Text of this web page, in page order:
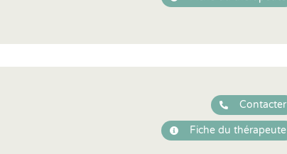
Contacter
Fiche du thérapeute